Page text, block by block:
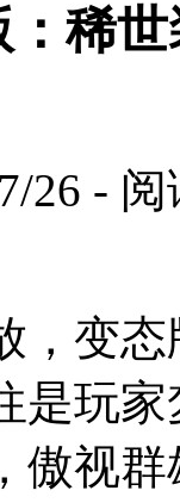
稀
26 -
，变
是玩
傲视